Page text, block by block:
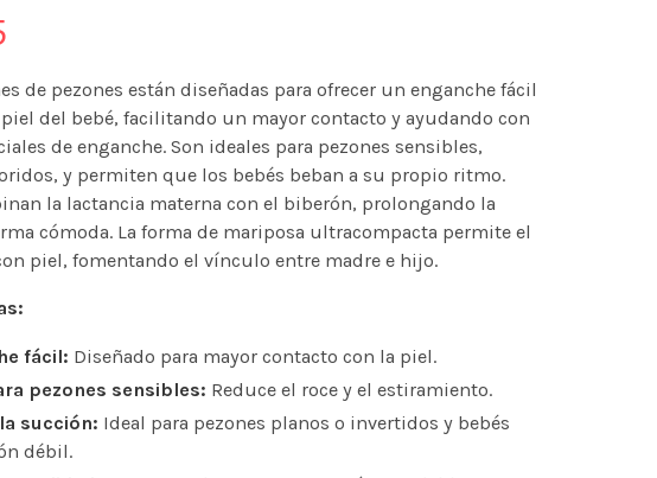
de pezones están diseñadas para ofrecer un enganche fácil
del bebé, facilitando un mayor contacto y ayudando con
de enganche. Son ideales para pezones sensibles,
y permiten que los bebés beban a su propio ritmo.
la lactancia materna con el biberón, prolongando la
cómoda. La forma de mariposa ultracompacta permite el
piel, fomentando el vínculo entre madre e hijo.
fácil: Diseñado para mayor contacto con la piel.
pezones sensibles: Reduce el roce y el estiramiento.
succión: Ideal para pezones planos o invertidos y bebés
débil.